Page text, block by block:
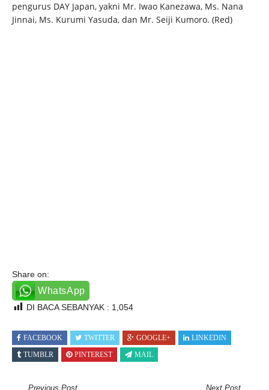
pengurus DAY Japan, yakni Mr. Iwao Kanezawa, Ms. Nana
Jinnai, Ms. Kurumi Yasuda, dan Mr. Seiji Kumoro. (Red)
Share on:
WhatsApp
DI BACA SEBANYAK : 1,054
FACEBOOK TWITTER GOOGLE+
LINKEDIN
TUMBLR
PINTEREST MAIL
Previous Post Next Post